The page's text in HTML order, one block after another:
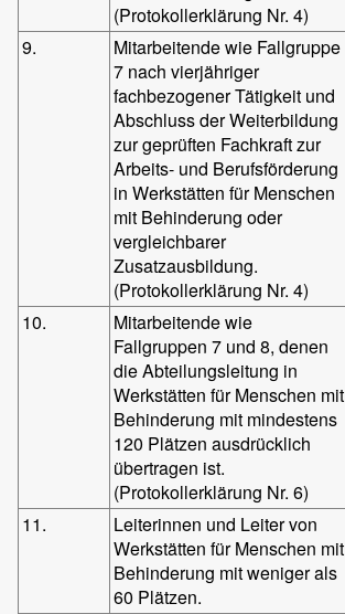
(Protokollerklärung Nr. 4)
9.
Mitarbeitende wie Fallgruppe
7 nach vierjähriger
fachbezogener Tätigkeit und
Abschluss der Weiterbildung
zur geprüften Fachkraft zur
Arbeits- und Berufsförderung
in Werkstätten für Menschen
mit Behinderung oder
vergleichbarer
Zusatzausbildung.
(Protokollerklärung Nr. 4)
10.
Mitarbeitende wie
Fallgruppen 7 und 8, denen
die Abteilungsleitung in
Werkstätten für Menschen mit
Behinderung mit mindestens
120 Plätzen ausdrücklich
übertragen ist.
(Protokollerklärung Nr. 6)
11.
Leiterinnen und Leiter von
Werkstätten für Menschen mit
Behinderung mit weniger als
60 Plätzen.